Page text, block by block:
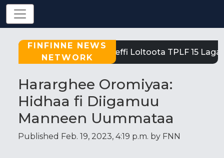
FINFINNE NEWS
NETWORK
Tigray: Reeffi Loltoota TPLF 15 Laga
Hararghee Oromiyaa:
Hidhaa fi Diigamuu
Manneen Uummataa
Published Feb. 19, 2023, 4:19 p.m. by FNN